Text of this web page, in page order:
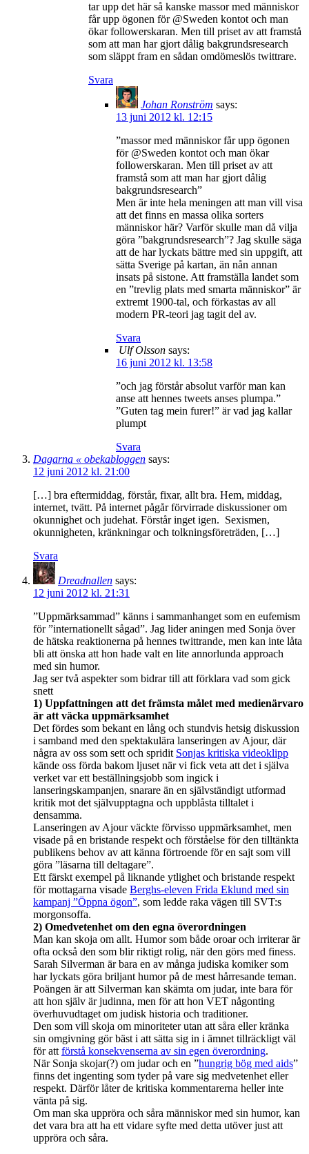
tar upp det här så kanske massor med människor
får upp ögonen för @Sweden kontot och man
ökar followerskaran. Men till priset av att framstå
som att man har gjort dålig bakgrundsresearch
som släppt fram en sådan omdömeslös twittrare.
Svara
Johan Ronström says:
13 juni 2012 kl. 12:15
”massor med människor får upp ögonen
för @Sweden kontot och man ökar
followerskaran. Men till priset av att
framstå som att man har gjort dålig
bakgrundsresearch”
Men är inte hela meningen att man vill visa
att det finns en massa olika sorters
människor här? Varför skulle man då vilja
göra ”bakgrundsresearch”? Jag skulle säga
att de har lyckats bättre med sin uppgift, att
sätta Sverige på kartan, än nån annan
insats på sistone. Att framställa landet som
en ”trevlig plats med smarta människor” är
extremt 1900-tal, och förkastas av all
modern PR-teori jag tagit del av.
Svara
Ulf Olsson says:
16 juni 2012 kl. 13:58
”och jag förstår absolut varför man kan
anse att hennes tweets anses plumpa.”
”Guten tag mein furer!” är vad jag kallar
plumpt
Svara
Dagarna « obekabloggen says:
12 juni 2012 kl. 21:00
[…] bra eftermiddag, förstår, fixar, allt bra. Hem, middag,
internet, tvätt. På internet pågår förvirrade diskussioner om
okunnighet och judehat. Förstår inget igen. Sexismen,
okunnigheten, kränkningar och tolkningsföreträden, […]
Svara
Dreadnallen says:
12 juni 2012 kl. 21:31
”Uppmärksammad” känns i sammanhanget som en eufemism
för ”internationellt sågad”. Jag lider aningen med Sonja över
de hätska reaktionerna på hennes twittrande, men kan inte låta
bli att önska att hon hade valt en lite annorlunda approach
med sin humor.
Jag ser två aspekter som bidrar till att förklara vad som gick
snett
1) Uppfattningen att det främsta målet med medienärvaro
är att väcka uppmärksamhet
Det fördes som bekant en lång och stundvis hetsig diskussion
i samband med den spektakulära lanseringen av Ajour, där
några av oss som sett och spridit Sonjas kritiska videoklipp
kände oss förda bakom ljuset när vi fick veta att det i själva
verket var ett beställningsjobb som ingick i
lanseringskampanjen, snarare än en självständigt utformad
kritik mot det självupptagna och uppblåsta tilltalet i
densamma.
Lanseringen av Ajour väckte förvisso uppmärksamhet, men
visade på en bristande respekt och förståelse för den tilltänkta
publikens behov av att känna förtroende för en sajt som vill
göra ”läsarna till deltagare”.
Ett färskt exempel på liknande ytlighet och bristande respekt
för mottagarna visade Berghs-eleven Frida Eklund med sin
kampanj ”Öppna ögon”, som ledde raka vägen till SVT:s
morgonsoffa.
2) Omedvetenhet om den egna överordningen
Man kan skoja om allt. Humor som både oroar och irriterar är
ofta också den som blir riktigt rolig, när den görs med finess.
Sarah Silverman är bara en av många judiska komiker som
har lyckats göra briljant humor på de mest hårresande teman.
Poängen är att Silverman kan skämta om judar, inte bara för
att hon själv är judinna, men för att hon VET någonting
överhuvudtaget om judisk historia och traditioner.
Den som vill skoja om minoriteter utan att såra eller kränka
sin omgivning gör bäst i att sätta sig in i ämnet tillräckligt väl
för att förstå konsekvenserna av sin egen överordning.
När Sonja skojar(?) om judar och en ”hungrig bög med aids”
finns det ingenting som tyder på vare sig medvetenhet eller
respekt. Därför låter de kritiska kommentarerna heller inte
vänta på sig.
Om man ska uppröra och såra människor med sin humor, kan
det vara bra att ha ett vidare syfte med detta utöver just att
uppröra och såra.